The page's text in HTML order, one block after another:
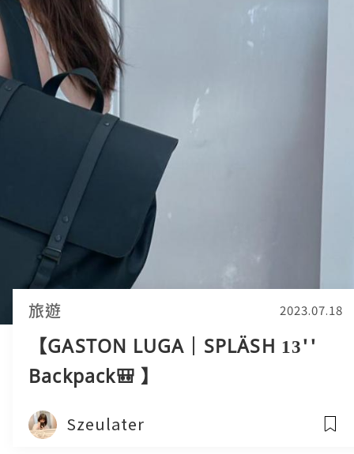
旅遊 2023.07.18
【GASTON LUGA｜SPLÄSH 13''
Backpack🎒 】
Szeulater